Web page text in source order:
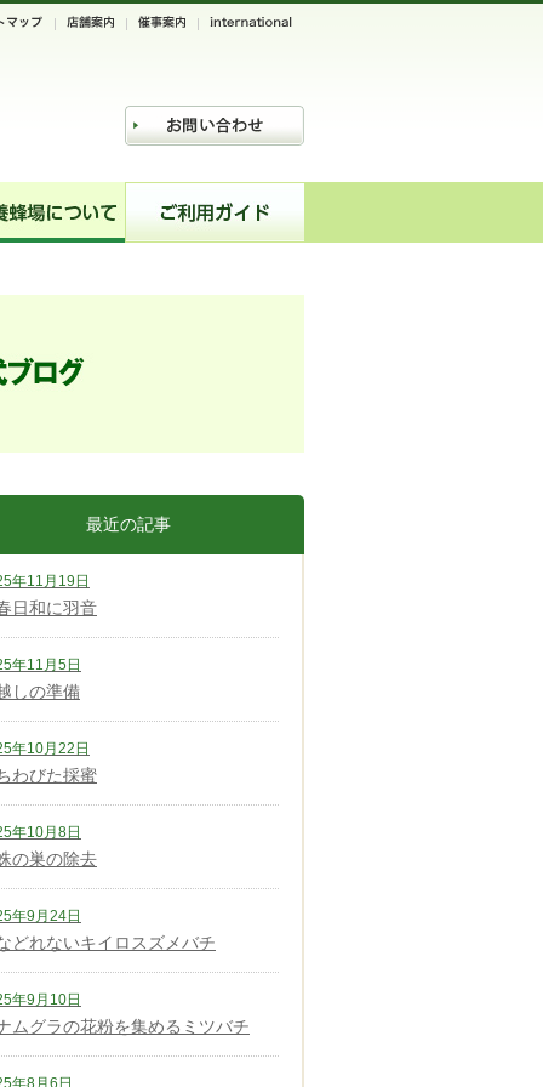
最近の記事
年11月19日
日和に羽音
年11月5日
しの準備
年10月22日
わびた採蜜
年10月8日
の巣の除去
年9月24日
どれないキイロスズメバチ
年9月10日
ムグラの花粉を集めるミツバチ
年8月6日